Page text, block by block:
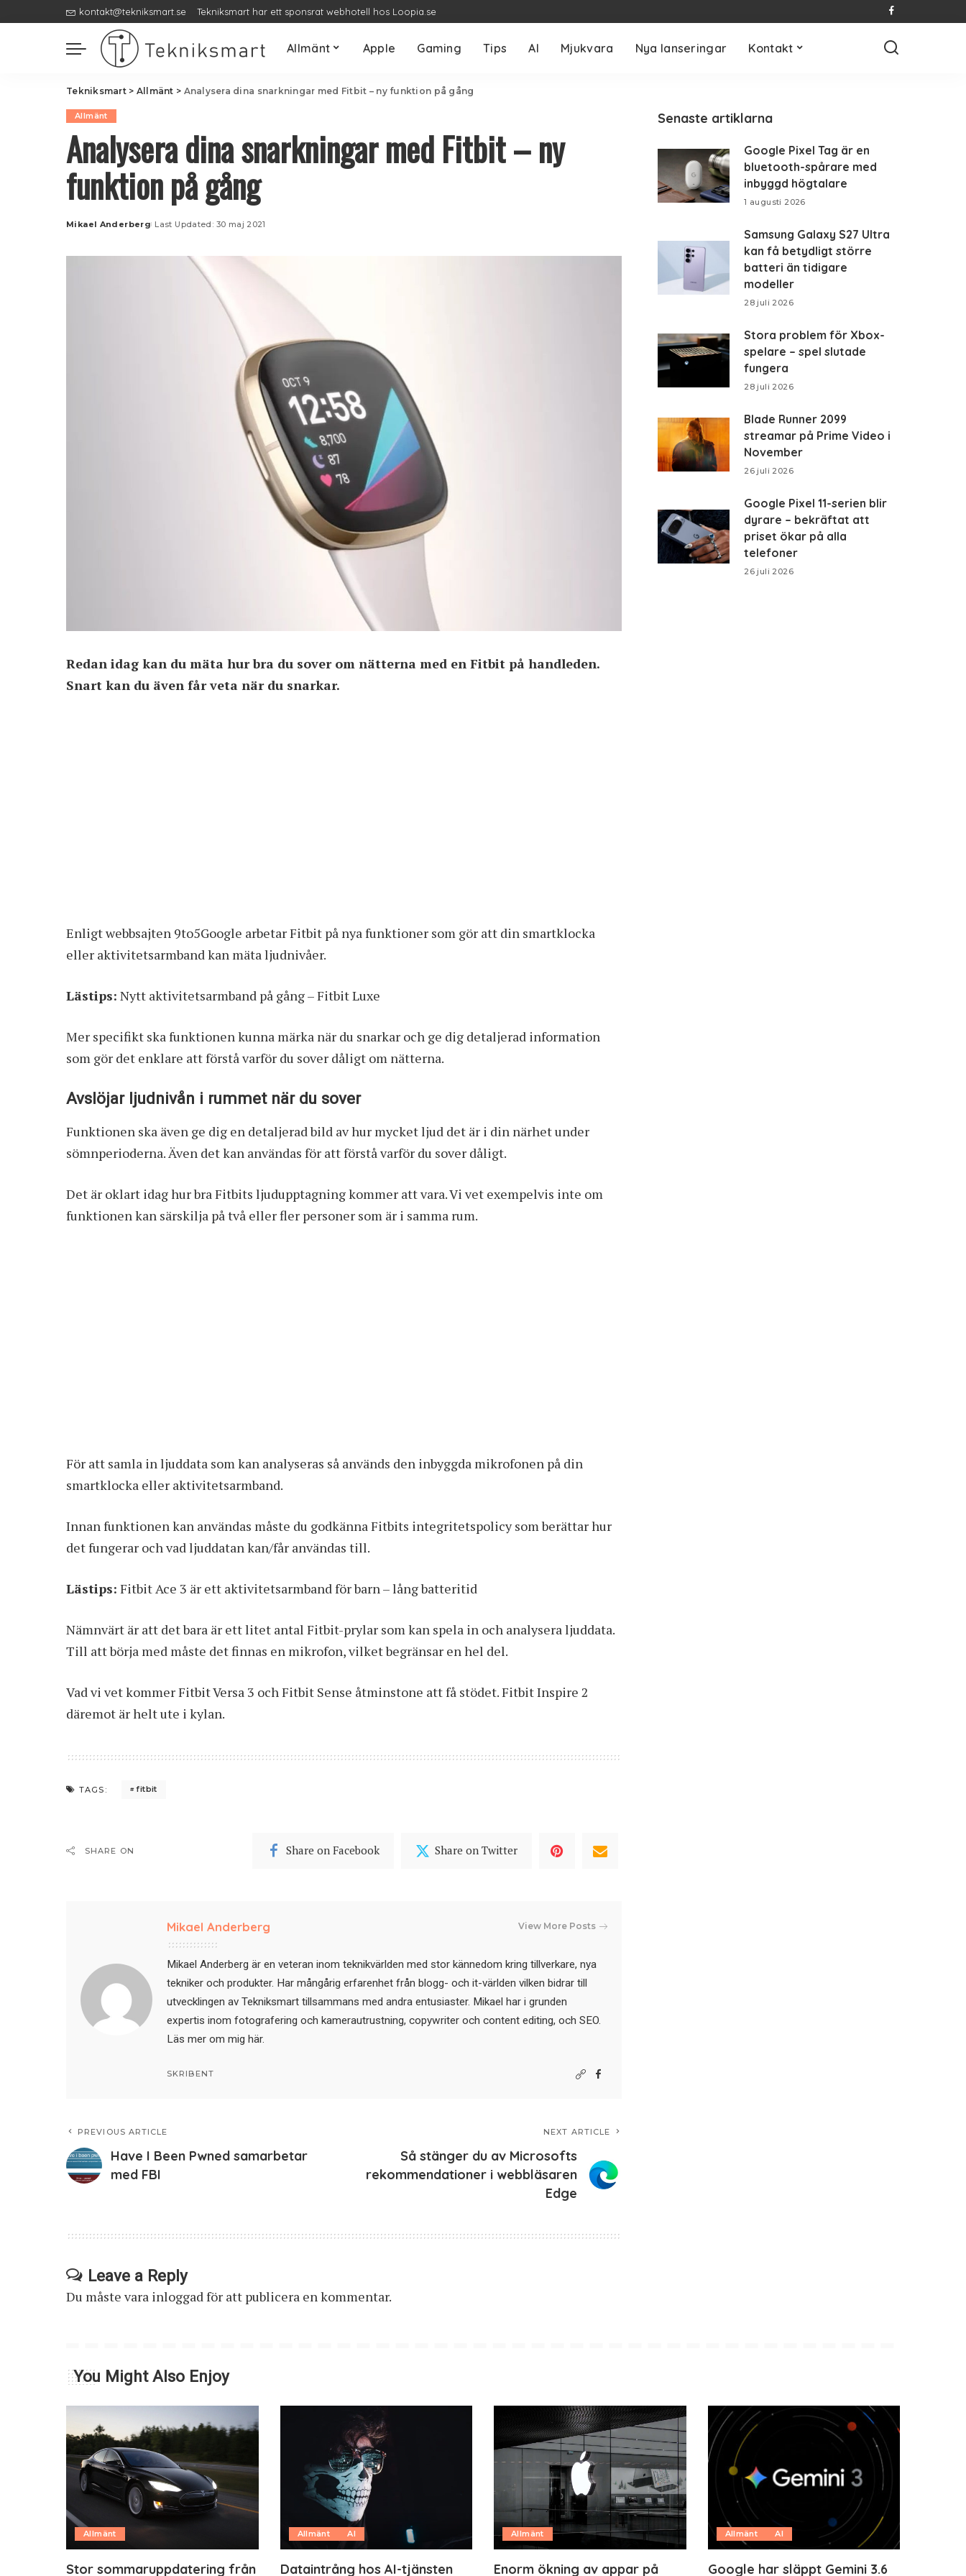
kontakt@tekniksmart.se Tekniksmart har ett sponsrat webhotell hos Loopia.se
Allmänt Apple Gaming Tips AI Mjukvara Nya lanseringar Kontakt
Tekniksmart> Allmänt > Analysera dina snarkningar med Fitbit – ny funktion på gång
Allmänt
Analysera dina snarkningar med Fitbit – ny
funktion på gång
Posted
Mikael Anderberg Last Updated: 30 maj 2021
Redan idag kan du mäta hur bra du sover om nätterna med en Fitbit på handleden.
Snart kan du även får veta när du snarkar.
Enligt webbsajten 9to5Google arbetar Fitbit på nya funktioner som gör att din smartklocka
eller aktivitetsarmband kan mäta ljudnivåer.
Lästips: Nytt aktivitetsarmband på gång – Fitbit Luxe
Mer specifikt ska funktionen kunna märka när du snarkar och ge dig detaljerad information
som gör det enklare att förstå varför du sover dåligt om nätterna.
Avslöjar ljudnivån i rummet när du sover
Funktionen ska även ge dig en detaljerad bild av hur mycket ljud det är i din närhet under
sömnperioderna. Även det kan användas för att förstå varför du sover dåligt.
Det är oklart idag hur bra Fitbits ljudupptagning kommer att vara. Vi vet exempelvis inte om
funktionen kan särskilja på två eller fler personer som är i samma rum.
För att samla in ljuddata som kan analyseras så används den inbyggda mikrofonen på din
smartklocka eller aktivitetsarmband.
Innan funktionen kan användas måste du godkänna Fitbits integritetspolicy som berättar hur
det fungerar och vad ljuddatan kan/får användas till.
Lästips: Fitbit Ace 3 är ett aktivitetsarmband för barn – lång batteritid
Nämnvärt är att det bara är ett litet antal Fitbit-prylar som kan spela in och analysera ljuddata.
Till att börja med måste det finnas en mikrofon, vilket begränsar en hel del.
Vad vi vet kommer Fitbit Versa 3 och Fitbit Sense åtminstone att få stödet. Fitbit Inspire 2
däremot är helt ute i kylan.
TAGS: fitbit
SHARE ON Share on Facebook Share on Twitter
Mikael Anderberg View More Posts
Mikael Anderberg är en veteran inom teknikvärlden med stor kännedom kring tillverkare, nya
tekniker och produkter. Har mångårig erfarenhet från blogg- och it-världen vilken bidrar till
utvecklingen av Tekniksmart tillsammans med andra entusiaster. Mikael har i grunden
expertis inom fotografering och kamerautrustning, copywriter och content editing, och SEO.
Läs mer om mig här.
SKRIBENT
PREVIOUS ARTICLE
Have I Been Pwned samarbetar
med FBI
NEXT ARTICLE
Så stänger du av Microsofts
rekommendationer i webbläsaren
Edge
Leave a Reply
Du måste vara inloggad för att publicera en kommentar.
Senaste artiklarna
Google Pixel Tag är en
bluetooth-spårare med
inbyggd högtalare
1 augusti 2026
Samsung Galaxy S27 Ultra
kan få betydligt större
batteri än tidigare
modeller
28 juli 2026
Stora problem för Xbox-
spelare – spel slutade
fungera
28 juli 2026
Blade Runner 2099
streamar på Prime Video i
November
26 juli 2026
Google Pixel 11-serien blir
dyrare – bekräftat att
priset ökar på alla
telefoner
26 juli 2026
You Might Also Enjoy
Allmänt
Stor sommaruppdatering från
Allmänt AI
Dataintrång hos AI-tjänsten
Allmänt
Enorm ökning av appar på
Allmänt AI
Google har släppt Gemini 3.6